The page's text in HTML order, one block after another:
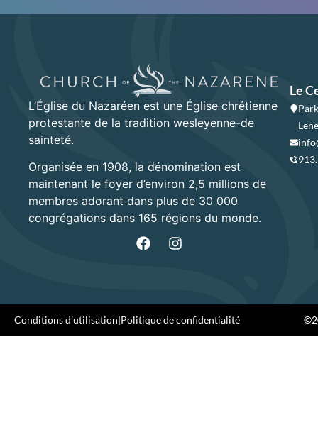
L’Église du Nazaréen est une Église chrétienne
protestante de la tradition wesleyenne-de
sainteté.
Organisée en 1908, la dénomination est
maintenant le foyer d’environ 2,5 millions de
membres adorant dans plus de 30 000
congrégations dans 165 régions du monde.
Le
Conditions d'utilisation|Politique de confidentialité